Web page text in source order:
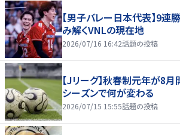
【男子バレー日本代表】9連
み解くVNLの現在地
2026/07/16 16:42話題の投稿
【Jリーグ】秋春制元年が8
シーズンで何が変わる
2026/07/15 15:55話題の投稿